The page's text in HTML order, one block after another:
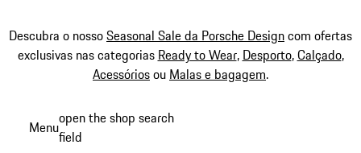
Descubra o nossoSeasonal Sale da Porsche Designcom ofertas
exclusivas nas categorias Ready to Wear, Desporto,Calçado,
Acessóriosou Malas e bagagem.
conteúdo
Menuopen the shop search
field